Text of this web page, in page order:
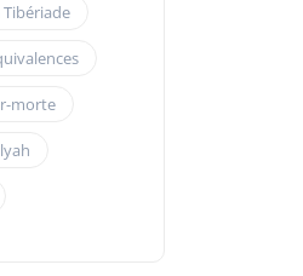
Tibériade
morte